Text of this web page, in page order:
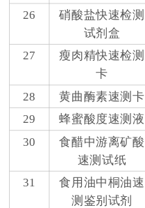
26 硝酸盐快速检测
试剂盒
27
瘦肉精快速检测
卡
28 黄曲酶素速测卡
29 蜂蜜酸度速测液
30
食醋中游离矿酸
速测试纸
31
食用油中桐油速
测鉴别试剂